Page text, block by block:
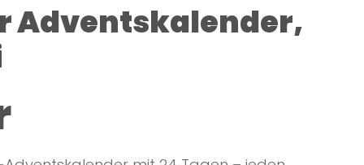
Adventskalender,